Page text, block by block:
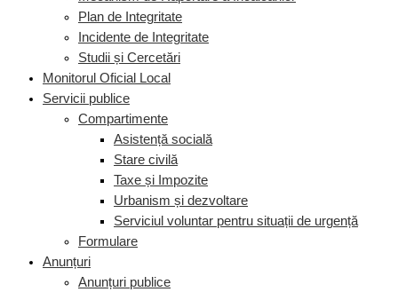
Plan de Integritate
Incidente de Integritate
Studii și Cercetări
Monitorul Oficial Local
Servicii publice
Compartimente
Asistență socială
Stare civilă
Taxe și Impozite
Urbanism și dezvoltare
Serviciul voluntar pentru situații de urgență
Formulare
Anunțuri
Anunțuri publice